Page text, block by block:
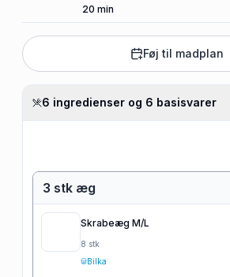
20 min
Føj til madplan
6 ingredienser og 6 basisvarer
3 stk æg
Skrabeæg M/L
8 stk
Bilka